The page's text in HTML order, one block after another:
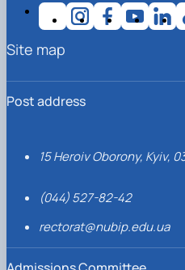
Post address
15 Heroiv Oborony, Kyiv,
(044) 527-82-42
rectorat@nubip.edu.ua
Site map